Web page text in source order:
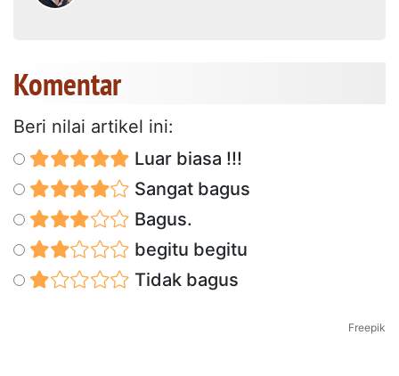
Komentar
Beri nilai artikel ini:
Luar biasa !!!
Sangat bagus
Bagus.
begitu begitu
Tidak bagus
Freepik